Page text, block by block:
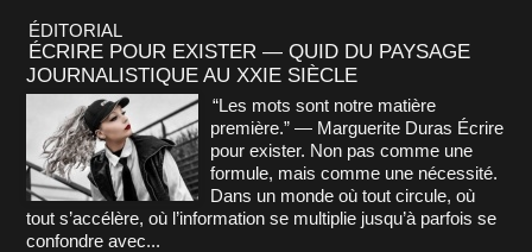
ÉDITORIAL
ÉCRIRE POUR EXISTER — QUID DU PAYSAGE
JOURNALISTIQUE AU XXIE SIÈCLE
“Les mots sont notre matière
première.” — Marguerite Duras Écrire
pour exister. Non pas comme une
formule, mais comme une nécessité.
Dans un monde où tout circule, où
tout s’accélère, où l’information se multiplie jusqu’à parfois se
confondre avec...